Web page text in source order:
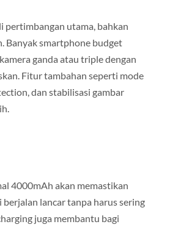
pertimbangan utama, bahkan
Banyak smartphone budget
ganda atau triple dengan
Fitur tambahan seperti mode
dan stabilisasi gambar
4000mAh akan memastikan
lancar tanpa harus sering
juga membantu bagi